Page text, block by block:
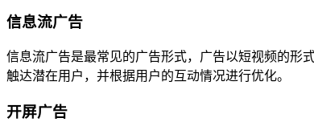
信息流广告
信息流广告是最常见的广告形式，广告以短视频的形
触达潜在用户，并根据用户的互动情况进行优化。
开屏广告